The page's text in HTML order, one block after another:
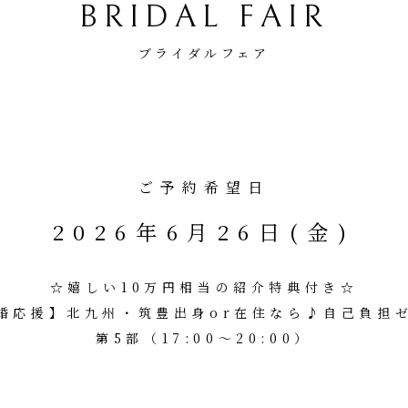
BRIDAL FAIR
ブライダルフェア
ご予約希望日
2026年6月26日(金)
☆嬉しい10万円相当の紹介特典付き☆
応援】北九州・筑豊出身or在住なら♪自己負担
第5部（17:00～20:00）